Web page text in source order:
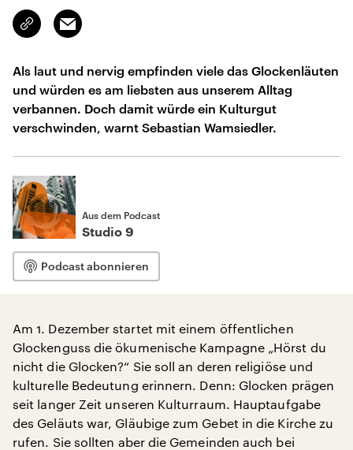
Link
kopieren/teilen
Email
Als laut und nervig empfinden viele das Glockenläuten
und würden es am liebsten aus unserem Alltag
verbannen. Doch damit würde ein Kulturgut
verschwinden, warnt Sebastian Wamsiedler.
Aus dem Podcast
Studio 9
Podcast abonnieren
Am 1. Dezember startet mit einem öffentlichen
Glockenguss die ökumenische Kampagne „Hörst du
nicht die Glocken?“ Sie soll an deren religiöse und
kulturelle Bedeutung erinnern. Denn: Glocken prägen
seit langer Zeit unseren Kulturraum. Hauptaufgabe
des Geläuts war, Gläubige zum Gebet in die Kirche zu
rufen. Sie sollten aber die Gemeinden auch bei